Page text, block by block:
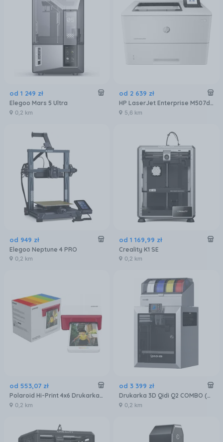
od 1 249 zł
Elegoo Mars 5 Ultra
0,2 km
od 2 639 zł
HP LaserJet Enterprise M507dn (1PV87A)
5,6 km
od 949 zł
Elegoo Neptune 4 PRO
0,2 km
od 1 169,99 zł
Creality K1 SE
0,2 km
od 553,07 zł
Polaroid Hi-Print 4x6 Drukarka Bluetooth zdjęć 10x15 do Telefonu Smartfona
0,2 km
od 3 399 zł
Drukarka 3D Qidi Q2 COMBO (Q2COMBO002)
0,2 km